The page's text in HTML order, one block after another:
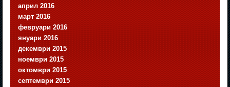
април 2016
март 2016
февруари 2016
януари 2016
декември 2015
ноември 2015
октомври 2015
септември 2015